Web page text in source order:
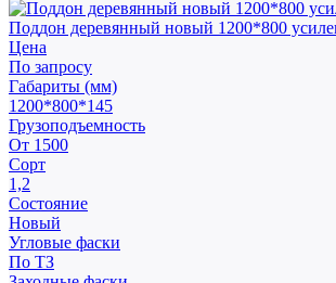
Поддон деревянный новый 1200*800
Цена
По запросу
Габариты (мм)
1200*800*145
Грузоподъемность
От 1500
Сорт
1,2
Состояние
Новый
Угловые фаски
По ТЗ